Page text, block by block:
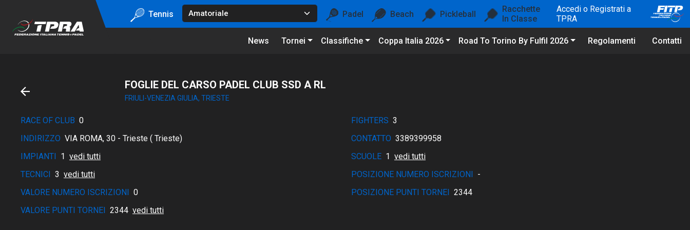
Tennis Padel Beach Pickleball
Racchette
In Classe
Accedi o Registrati a
TPRA
News Tornei Classifiche Coppa Italia 2026 Road To Torino By Fulfil 2026 Regolamenti Contatti
FOGLIE DEL CARSO PADEL CLUB SSD A RL
FRIULI-VENEZIA GIULIA, TRIESTE
RACE OF CLUB 0 FIGHTERS 3
INDIRIZZO VIA ROMA, 30 - Trieste ( Trieste) CONTATTO 3389399958
IMPIANTI 1 vedi tutti SCUOLE 1 vedi tutti
TECNICI 3 vedi tutti POSIZIONE NUMERO ISCRIZIONI -
VALORE NUMERO ISCRIZIONI 0 POSIZIONE PUNTI TORNEI 2344
VALORE PUNTI TORNEI 2344 vedi tutti